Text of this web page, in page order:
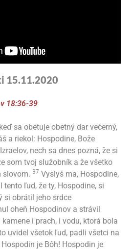
15.11.2020
18:36-39
sa obetuje obetný dar večerný,
a riekol: Hospodine, Bože
nech sa dnes pozná, že si
som tvoj služobník a že všetko
slovom. 37 Vyslyš ma, Hospodine,
ľud, že ty, Hospodine, si
si obrátil jeho srdce
oheň Hospodinov a strávil
i prach, i vodu, ktorá bola
uvidel všetok ľud, padli všetci na
je Bôh! Hospodin je